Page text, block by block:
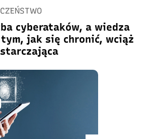
cyberataków, a wiedza
jak się chronić, wciąż